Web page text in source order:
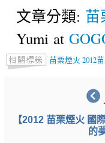
文章分類: 苗
Yumi at
苗栗煙火 2012
【2012 苗栗煙火 國
的